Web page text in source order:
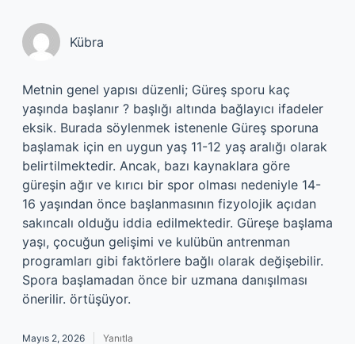
Kübra
Metnin genel yapısı düzenli; Güreş sporu kaç
yaşında başlanır ? başlığı altında bağlayıcı ifadeler
eksik. Burada söylenmek istenenle Güreş sporuna
başlamak için en uygun yaş 11-12 yaş aralığı olarak
belirtilmektedir. Ancak, bazı kaynaklara göre
güreşin ağır ve kırıcı bir spor olması nedeniyle 14-
16 yaşından önce başlanmasının fizyolojik açıdan
sakıncalı olduğu iddia edilmektedir. Güreşe başlama
yaşı, çocuğun gelişimi ve kulübün antrenman
programları gibi faktörlere bağlı olarak değişebilir.
Spora başlamadan önce bir uzmana danışılması
önerilir. örtüşüyor.
Mayıs 2, 2026 Yanıtla